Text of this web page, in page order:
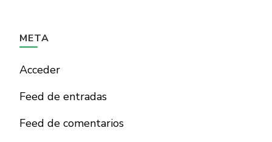
META
Acceder
Feed de entradas
Feed de comentarios